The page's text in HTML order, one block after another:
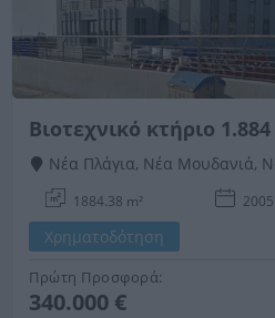
Βιοτεχνικό κτήριο
Νέα Πλάγια, Νέα Μουδανιά,
1884.38 m² 2005
Χρηματοδότηση
Πρώτη Προσφορά:
340.000 €